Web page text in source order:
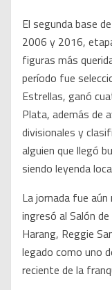
El segunda base
2006 y 2016,
figuras más
período fue
Estrellas, ganó
Plata, además de
divisionales y
alguien que llegó
siendo leyenda
La jornada fue
ingresó al Salón
Harang, Reggie
legado como uno
reciente de la